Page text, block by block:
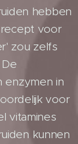
hebben
voor
zou zelfs
enzymen in
voor
vitamines
kunnen